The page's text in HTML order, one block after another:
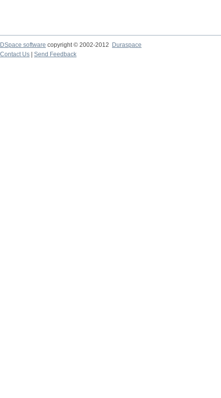
DSpace software copyright © 2002-2012
Duraspace
Contact Us
Send Feedback